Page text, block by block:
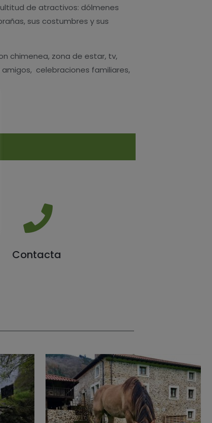
de atractivos: dólmenes
sus costumbres y sus
chimenea, zona de estar, tv,
celebraciones familiares,
Contacta